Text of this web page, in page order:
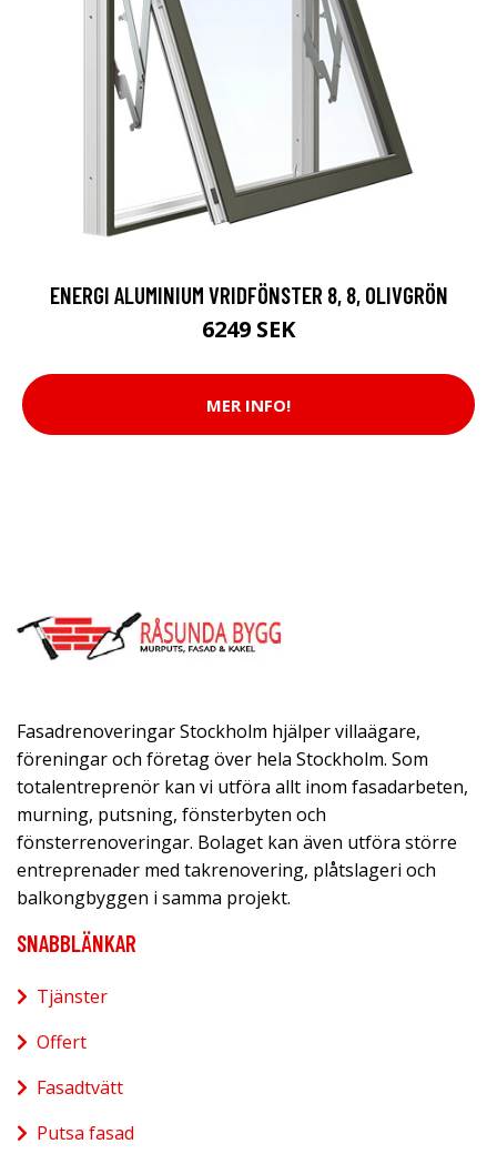
ENERGI ALUMINIUM VRIDFÖNSTER 8, 8, OLIVGRÖN
6249 SEK
MER INFO!
Fasadrenoveringar Stockholm hjälper villaägare,
föreningar och företag över hela Stockholm. Som
totalentreprenör kan vi utföra allt inom fasadarbeten,
murning, putsning, fönsterbyten och
fönsterrenoveringar. Bolaget kan även utföra större
entreprenader med takrenovering, plåtslageri och
balkongbyggen i samma projekt.
SNABBLÄNKAR
Tjänster
Offert
Fasadtvätt
Putsa fasad